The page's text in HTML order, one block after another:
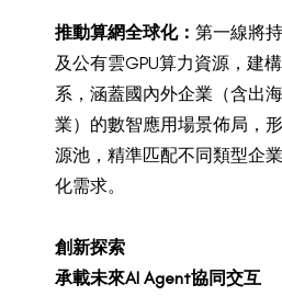
推動算網全球化： 第一線將
及公有雲GPU算力資源，建
系，涵蓋國內外企業（含出
業）的數智應用場景佈局，
源池，精準匹配不同類型企
化需求。
創新探索
承載未來AI Agent協同交互